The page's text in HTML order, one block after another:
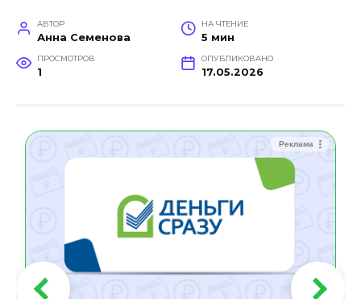
АВТОР
Анна Семенова
НА ЧТЕНИЕ
5 мин
ПРОСМОТРОВ
1
ОПУБЛИКОВАНО
17.05.2026
Реклама